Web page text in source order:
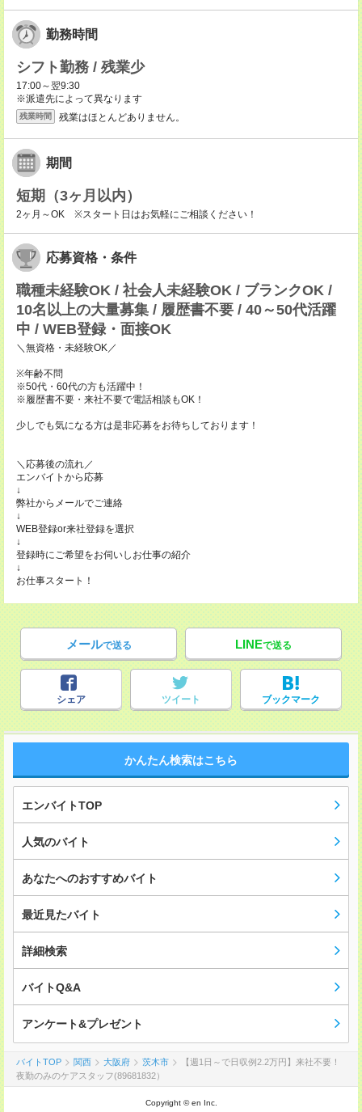
勤務時間
シフト勤務 / 残業少
17:00～翌9:30
※派遣先によって異なります
残業時間 残業はほとんどありません。
期間
短期（3ヶ月以内）
2ヶ月～OK ※スタート日はお気軽にご相談ください！
応募資格・条件
職種未経験OK / 社会人未経験OK / ブランクOK /
10名以上の大量募集 / 履歴書不要 / 40～50代活躍
中 / WEB登録・面接OK
＼無資格・未経験OK／
※年齢不問
※50代・60代の方も活躍中！
※履歴書不要・来社不要で電話相談もOK！
少しでも気になる方は是非応募をお待ちしております！
＼応募後の流れ／
エンバイトから応募
↓
弊社からメールでご連絡
↓
WEB登録or来社登録を選択
↓
登録時にご希望をお伺いしお仕事の紹介
↓
お仕事スタート！
メールで送る LINEで送る
シェア ツイート ブックマーク
かんたん検索はこちら
エンバイトTOP
人気のバイト
あなたへのおすすめバイト
最近見たバイト
詳細検索
バイトQ&A
アンケート&プレゼント
バイトTOP 関西 大阪府 茨木市
【週1日～で日収例2.2万円】来社不要！
夜勤のみのケアスタッフ(89681832）
Copyright © en Inc.